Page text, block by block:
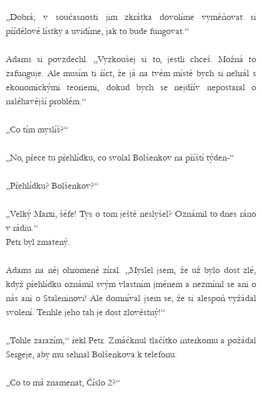
„Dobrá; v současnosti jim zkrátka dovolíme vyměňovat si
přídělové lístky a uvidíme, jak to bude fungovat.“
Adams si povzdechl. „Vyzkoušej si to, jestli chceš. Možná to
zafunguje. Ale musím ti říct, že já na tvém místě bych si nehrál s
ekonomickými teoriemi, dokud bych se nejdřív nepostaral o
naléhavější problém.“
„Co tím myslíš?“
„No, přece tu přehlídku, co svolal Bolšenkov na příští týden-“
„Přehlídku? Bolšenkov?“
„Velký Marxi, šéfe! Tys o tom ještě neslyšel? Oznámil to dnes ráno
v rádiu.“
Petr byl zmatený.
Adams na něj ohromeně zíral. „Myslel jsem, že už bylo dost zlé,
když přehlídku oznámil svým vlastním jménem a nezmínil se ani o
nás ani o Staleninovi! Ale domníval jsem se, že si alespoň vyžádal
svolení. Tenhle jeho tah je dost zlověstný!“
„Tohle zarazím,“ řekl Petr. Zmáčknul tlačítko interkomu a požádal
Sergeje, aby mu sehnal Bolšenkova k telefonu.
„Co to má znamenat, Číslo 2?“